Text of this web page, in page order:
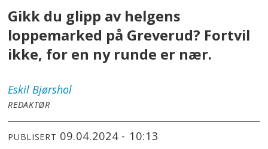
Gikk du glipp av helgens
loppemarked på Greverud? Fortvil
ikke, for en ny runde er nær.
Eskil Bjørshol
REDAKTØR
PUBLISERT 09.04.2024 - 10:13